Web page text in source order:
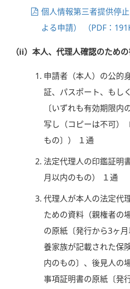
個人情報第三者提供停
よる申請） （PDF：
（ii）本人、代理人確認のため
申請者（本人）の公的
証、パスポート、もし
〔いずれも有効期限
写し（コピーは不可）
もの〕） １通
法定代理人の印鑑証明
月以内のもの） １通
代理人が本人の法定代
ための資料（親権者の
の原紙〔発行から3ヶ
養家族が記載された保
内のもの〕、後見人の
事項証明書の原紙〔発